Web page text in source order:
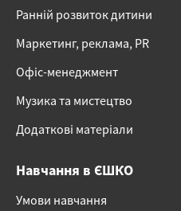
Ранній розвиток дитини
Маркетинг, реклама, PR
Офіс-менеджмент
Музика та мистецтво
Додаткові матеріали
Навчання в ЄШКО
Умови навчання